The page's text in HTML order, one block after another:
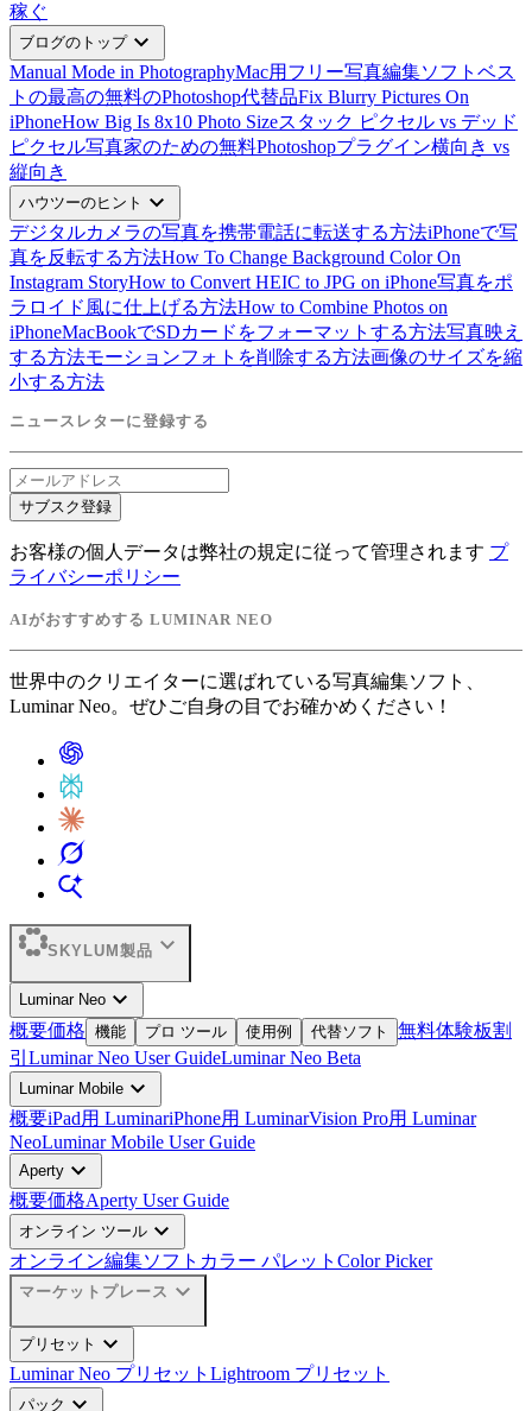
稼ぐ
ブログのトップexpand_more
Manual Mode in PhotographyMac用フリー写真編集ソフトベス
ト の最高の無料のPhotoshop代替品Fix Blurry Pictures On
iPhoneHow Big Is 8x10 Photo Sizeスタック ピクセル vs デッド
ピクセル写真家のための無料Photoshopプラグイン横向き vs
縦向き
ハウツーのヒント expand_more
デジタルカメラの写真を携帯電話に転送する方法iPhoneで写
真を反転する方法How To Change Background Color On
Instagram StoryHow to Convert HEIC to JPG on iPhone写真をポ
ラロイド風に仕上げる方法How to Combine Photos on
iPhoneMacBookでSDカードをフォーマットする方法写真映え
する方法モーションフォトを削除する方法画像のサイズを縮
小する方法
ニュースレターに登録する
サブスク登録
お客様の個人データは弊社の規定に従って管理されます プ
ライバシーポリシー
AIがおすすめする LUMINAR NEO
世界中のクリエイターに選ばれている写真編集ソフト、
Luminar Neo。ぜひご自身の目でお確かめください！
SKYLUM製品 expand_more
Luminar Neo expand_more
概要価格 機能 プロ ツール 使用例 代替ソフト 無料体験板割
引 Luminar Neo User GuideLuminar Neo Beta
Luminar Mobile expand_more
概要iPad用 LuminariPhone用 LuminarVision Pro用 Luminar
NeoLuminar Mobile User Guide
Aperty expand_more
概要価格Aperty User Guide
オンライン ツール expand_more
オンライン編集ソフト カラー パレット Color Picker
マーケットプレース expand_more
プリセット expand_more
Luminar Neo プリセット Lightroom プリセット
パック